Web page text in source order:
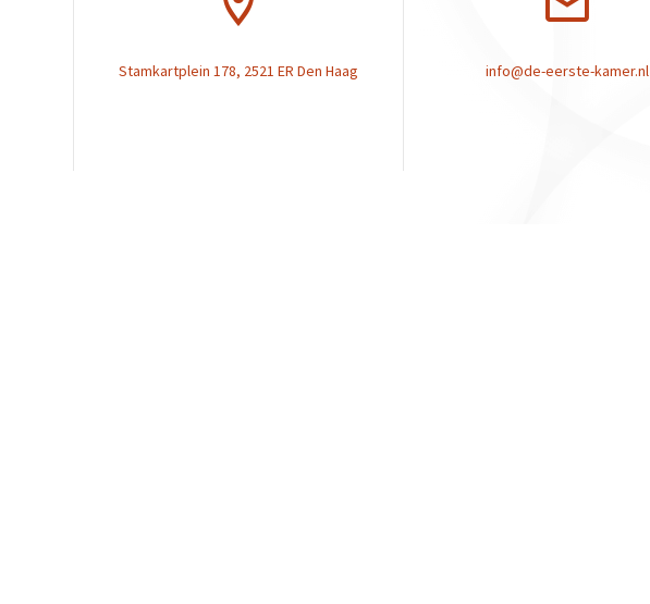
Stamkartplein 178, 2521 ER Den Haag info@de-eerste-kamer.nl